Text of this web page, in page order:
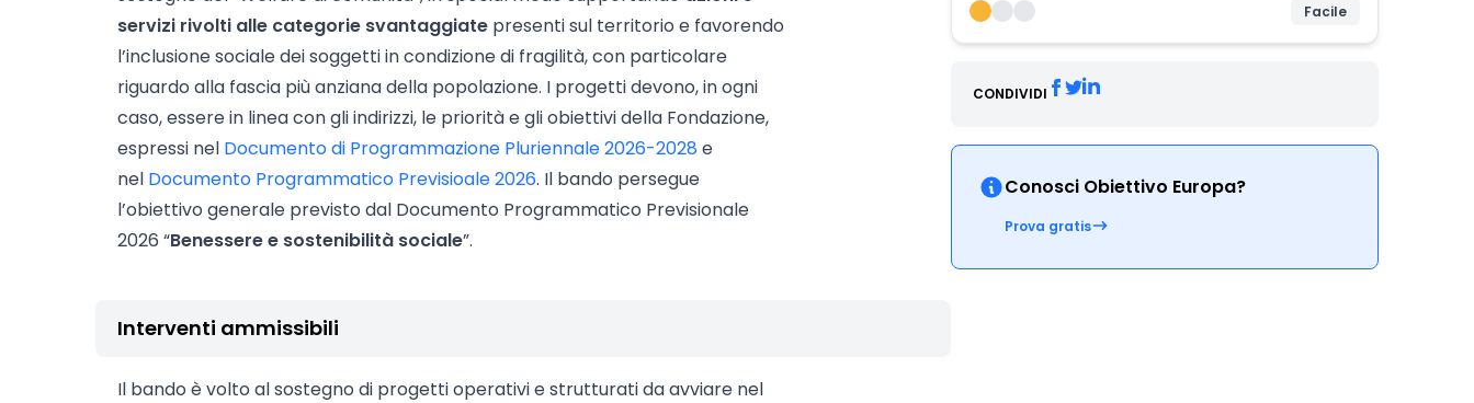
servizi rivolti alle categorie svantaggiate presenti sul territorio e favorendo
l’inclusione sociale dei soggetti in condizione di fragilità, con particolare
riguardo alla fascia più anziana della popolazione. I progetti devono, in ogni
caso, essere in linea con gli indirizzi, le priorità e gli obiettivi della Fondazione,
espressi nel Documento di Programmazione Pluriennale 2026-2028 e
nel Documento Programmatico Previsioale 2026. Il bando persegue
l’obiettivo generale previsto dal Documento Programmatico Previsionale
2026 “Benessere e sostenibilità sociale”.
Interventi ammissibili
Il bando è volto al sostegno di progetti operativi e strutturati da avviare nel
Facile
CONDIVIDI
Conosci Obiettivo Europa?
Prova gratis